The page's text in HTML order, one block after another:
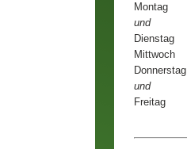
Montag
und
Dienstag
Mittwoch
Donnerstag
und
Freitag